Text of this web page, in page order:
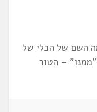
השם של הכלי של
– הטור